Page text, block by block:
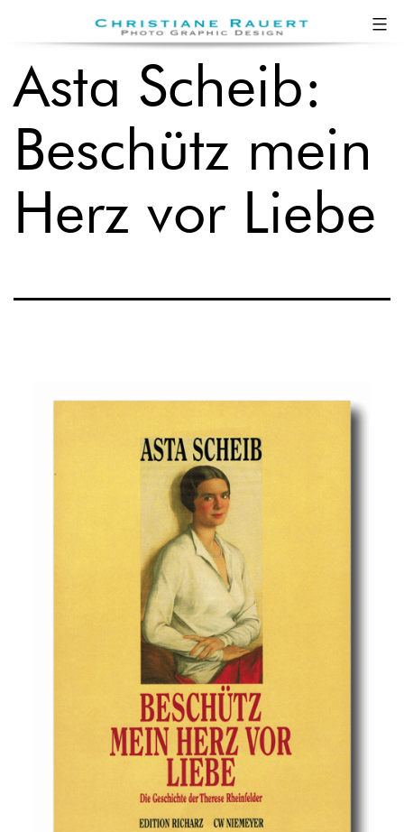
springen
Rauert
Asta Scheib:
Beschütz mein
Herz vor Liebe